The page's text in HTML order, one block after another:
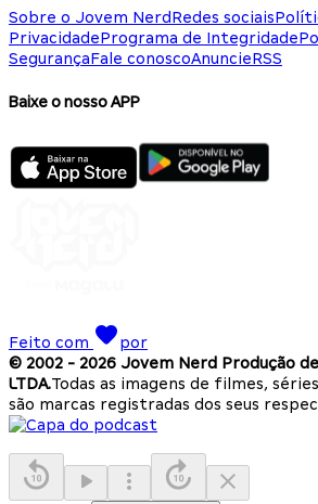
Sobre o Jovem NerdRedes sociais
PrivacidadePrograma de Integridade
SegurançaFale conoscoAnuncieRSS
Baixe o nosso APP
Feito com
por
© 2002 - 2026 Jovem Nerd Produção
LTDA.Todas as imagens de filmes,
são marcas registradas dos seus